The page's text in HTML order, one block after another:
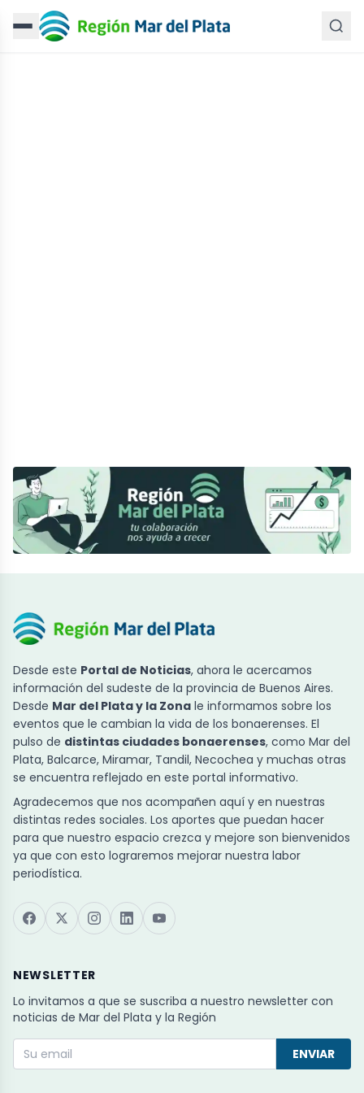
Desde este Portal de Noticias, ahora le acercamos
información del sudeste de la provincia de Buenos Aires.
Desde Mar del Plata y la Zona le informamos sobre los
eventos que le cambian la vida de los bonaerenses. El
pulso de distintas ciudades bonaerenses, como Mar del
Plata, Balcarce, Miramar, Tandil, Necochea y muchas otras
se encuentra reflejado en este portal informativo.
Agradecemos que nos acompañen aquí y en nuestras
distintas redes sociales. Los aportes que puedan hacer
para que nuestro espacio crezca y mejore son bienvenidos
ya que con esto lograremos mejorar nuestra labor
periodística.
NEWSLETTER
Lo invitamos a que se suscriba a nuestro newsletter con
noticias de Mar del Plata y la Región
ENVIAR